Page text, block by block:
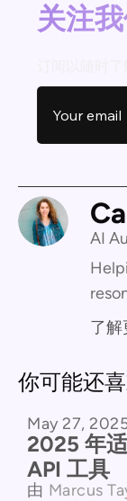
关注我
AI
了解
你可能还
May 27,
2025 年
API 工具
由 Marcus